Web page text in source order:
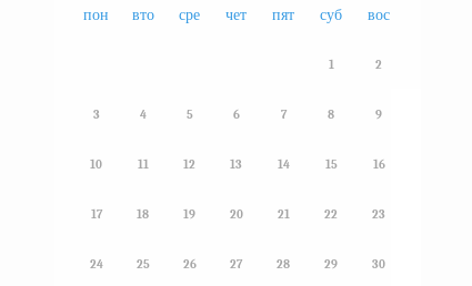
пон вто сре чет пят суб вос
1 2
3 4 5 6 7 8 9
10 11 12 13 14 15 16
17 18 19 20 21 22 23
24 25 26 27 28 29 30